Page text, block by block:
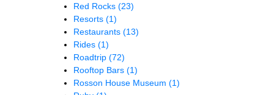
Red Rocks (23)
Resorts (1)
Restaurants (13)
Rides (1)
Roadtrip (72)
Rooftop Bars (1)
Rosson House Museum (1)